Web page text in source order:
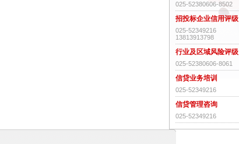
025-52380606-8502
招投标企业信用评级
025-52349216
13813913798
行业及区域风险评级
025-52380606-8061
信贷业务培训
025-52349216
信贷管理咨询
025-52349216